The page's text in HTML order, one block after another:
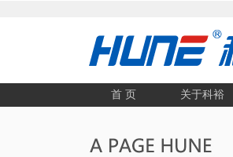
首 页 关于科裕